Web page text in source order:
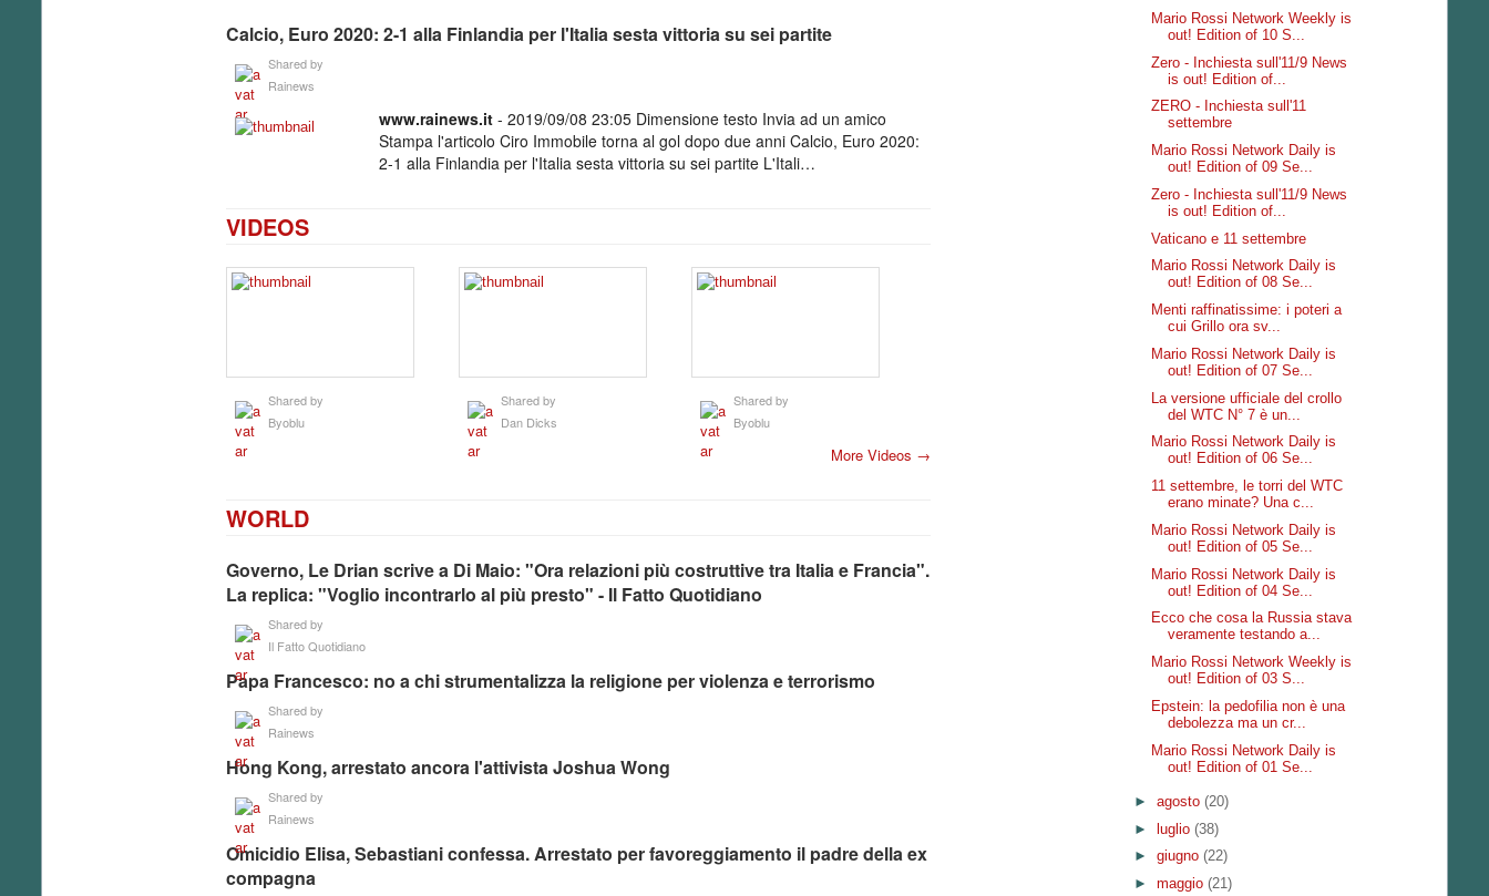
Calcio, Euro 2020: 2-1 alla Finlandia per l'Italia sesta vittoria su sei partite
Shared by
Rainews
www­.rainews­.it - 2019/09/08 23:05 Dimensione testo Invia ad un amico
Stampa l'articolo Ciro Immobile torna al gol dopo due anni Calcio, Euro 2020:
2-1 alla Finlandia per l'Italia sesta vittoria su sei partite L'Itali…
VIDEOS
Shared by
Byoblu
Shared by
Dan Dicks
Shared by
Byoblu
More Videos →
WORLD
Governo, Le Drian scrive a Di Maio: "Ora relazioni più costruttive tra Italia e Francia".
La replica: "Voglio incontrarlo al più presto" - Il Fatto Quotidiano
Shared by
Il Fatto Quotidiano
Papa Francesco: no a chi strumentalizza la religione per violenza e terrorismo
Shared by
Rainews
Hong Kong, arrestato ancora l'attivista Joshua Wong
Shared by
Rainews
Omicidio Elisa, Sebastiani confessa. Arrestato per favoreggiamento il padre della ex
compagna
Mario Rossi Network Weekly is
out! Edition of 10 S...
Zero - Inchiesta sull'11/9 News
is out! Edition of...
ZERO - Inchiesta sull'11
settembre
Mario Rossi Network Daily is
out! Edition of 09 Se...
Zero - Inchiesta sull'11/9 News
is out! Edition of...
Vaticano e 11 settembre
Mario Rossi Network Daily is
out! Edition of 08 Se...
Menti raffinatissime: i poteri a
cui Grillo ora sv...
Mario Rossi Network Daily is
out! Edition of 07 Se...
La versione ufficiale del crollo
del WTC N° 7 è un...
Mario Rossi Network Daily is
out! Edition of 06 Se...
11 settembre, le torri del WTC
erano minate? Una c...
Mario Rossi Network Daily is
out! Edition of 05 Se...
Mario Rossi Network Daily is
out! Edition of 04 Se...
Ecco che cosa la Russia stava
veramente testando a...
Mario Rossi Network Weekly is
out! Edition of 03 S...
Epstein: la pedofilia non è una
debolezza ma un cr...
Mario Rossi Network Daily is
out! Edition of 01 Se...
► agosto (20)
► luglio (38)
► giugno (22)
► maggio (21)